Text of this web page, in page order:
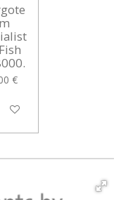
€
quando disponibile